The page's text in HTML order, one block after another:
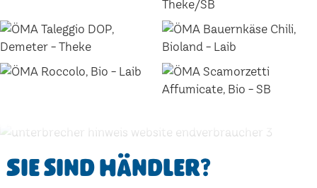
Sie sind Händler?